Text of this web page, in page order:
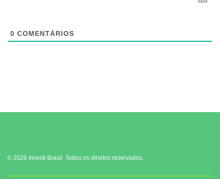
0 COMENTÁRIOS
© 2026 Investi Brasil. Todos os direitos reservados.